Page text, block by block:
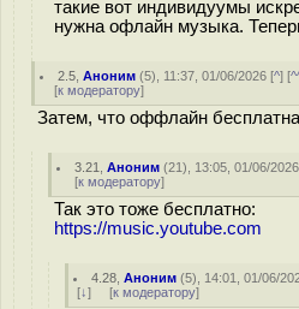
такие вот индивидуумы
нужна офлайн музыка.
2.5 ,Аноним (5), 11:37, 01/06/2026 [^] [
[к модератору]
Затем, что оффлайн
3.21 ,Аноним (21), 13:05, 01/06/
[к модератору]
Так это тоже бесплатно:
https://music.youtube.com
4.28 ,Аноним (5), 14:01, 01/06/
[↓] [к модератору]